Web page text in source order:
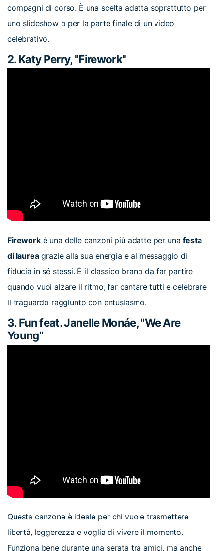
compagni di corso. È una scelta adatta soprattutto per
uno slideshow o per la parte finale di un video
celebrativo.
2. Katy Perry, "Firework"
Fireworkè una delle canzoni più adatte per unafesta
di laureagrazie alla sua energia e al messaggio di
fiducia in sé stessi. È il classico brano da far partire
quando vuoi alzare il ritmo, far cantare tutti e celebrare
il traguardo raggiunto con entusiasmo.
3. Fun feat. Janelle Monáe, "We Are
Young"
Questa canzone è ideale per chi vuole trasmettere
libertà, leggerezza e voglia di vivere il momento.
Funziona bene durante una serata tra amici, ma anche